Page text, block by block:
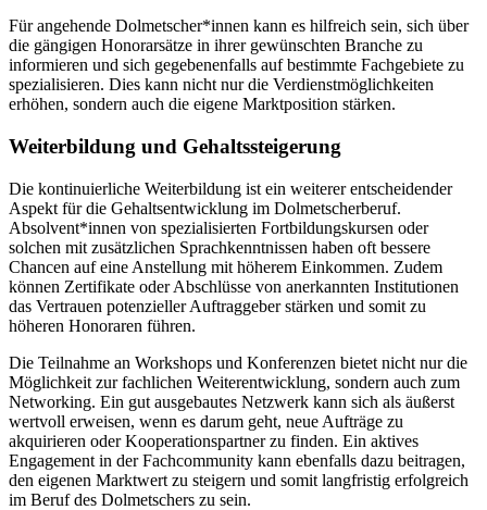
Für angehende Dolmetscher*innen kann es hilfreich sein, sich über
die gängigen Honorarsätze in ihrer gewünschten Branche zu
informieren und sich gegebenenfalls auf bestimmte Fachgebiete zu
spezialisieren. Dies kann nicht nur die Verdienstmöglichkeiten
erhöhen, sondern auch die eigene Marktposition stärken.
Weiterbildung und Gehaltssteigerung
Die kontinuierliche Weiterbildung ist ein weiterer entscheidender
Aspekt für die Gehaltsentwicklung im Dolmetscherberuf.
Absolvent*innen von spezialisierten Fortbildungskursen oder
solchen mit zusätzlichen Sprachkenntnissen haben oft bessere
Chancen auf eine Anstellung mit höherem Einkommen. Zudem
können Zertifikate oder Abschlüsse von anerkannten Institutionen
das Vertrauen potenzieller Auftraggeber stärken und somit zu
höheren Honoraren führen.
Die Teilnahme an Workshops und Konferenzen bietet nicht nur die
Möglichkeit zur fachlichen Weiterentwicklung, sondern auch zum
Networking. Ein gut ausgebautes Netzwerk kann sich als äußerst
wertvoll erweisen, wenn es darum geht, neue Aufträge zu
akquirieren oder Kooperationspartner zu finden. Ein aktives
Engagement in der Fachcommunity kann ebenfalls dazu beitragen,
den eigenen Marktwert zu steigern und somit langfristig erfolgreich
im Beruf des Dolmetschers zu sein.